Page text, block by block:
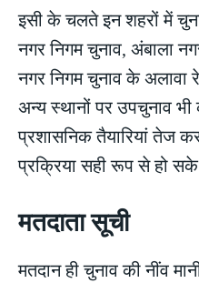
इसी के चलते इन शहरों में
नगर निगम चुनाव, अंबाला
नगर निगम चुनाव के अलावा
अन्य स्थानों पर उपचुनाव
प्रशासनिक तैयारियां तेज
प्रक्रिया सही रूप से हो
मतदाता सूची
मतदान ही चुनाव की नींव